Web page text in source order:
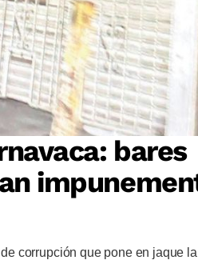
bares
corrupción que pone en jaque